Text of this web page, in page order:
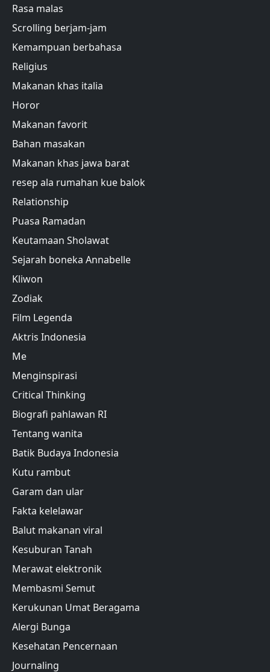
Rasa malas
Scrolling berjam-jam
Kemampuan berbahasa
Religius
Makanan khas italia
Horor
Makanan favorit
Bahan masakan
Makanan khas jawa barat
resep ala rumahan kue balok
Relationship
Puasa Ramadan
Keutamaan Sholawat
Sejarah boneka Annabelle
Kliwon
Zodiak
Film Legenda
Aktris Indonesia
Me
Menginspirasi
Critical Thinking
Biografi pahlawan RI
Tentang wanita
Batik Budaya Indonesia
Kutu rambut
Garam dan ular
Fakta kelelawar
Balut makanan viral
Kesuburan Tanah
Merawat elektronik
Membasmi Semut
Kerukunan Umat Beragama
Alergi Bunga
Kesehatan Pencernaan
Journaling